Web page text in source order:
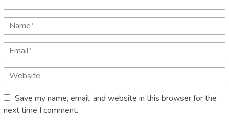
Save my name, email, and website in this browser for the
next time I comment.